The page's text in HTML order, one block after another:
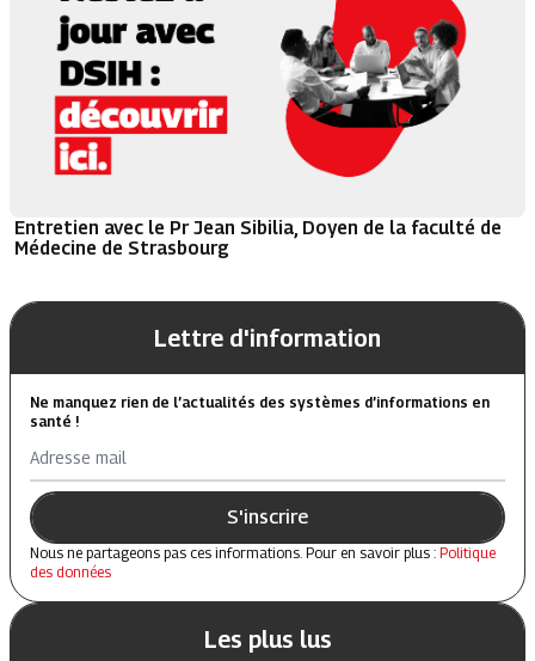
Entretien avec le Pr Jean Sibilia, Doyen de la faculté de
Médecine de Strasbourg
Lettre d'information
Ne manquez rien de l’actualités des systèmes d’informations en
santé !
Adresse mail
S'inscrire
Nous ne partageons pas ces informations. Pour en savoir plus : Politique
des données
Les plus lus